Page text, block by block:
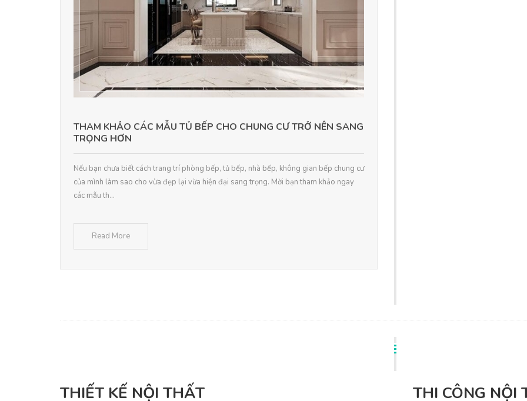
THAM KHẢO CÁC MẪU TỦ BẾP CHO CHUNG CƯ TRỞ NÊN SANG
TRỌNG HƠN
Nếu bạn chưa biết cách trang trí phòng bếp, tủ bếp, nhà bếp, không gian bếp chung cư
của mình làm sao cho vừa đẹp lại vừa hiện đại sang trọng. Mời bạn tham khảo ngay
các mẫu th...
Read More
THIẾT KẾ NỘI THẤT THI CÔNG NỘI